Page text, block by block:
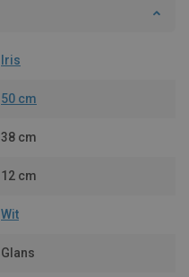
Iris
50 cm
38 cm
12 cm
Wit
Glans